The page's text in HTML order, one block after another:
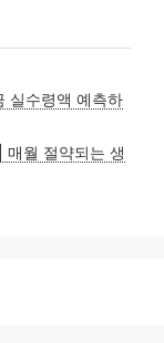
실수령액 예측하
매월 절약되는 생